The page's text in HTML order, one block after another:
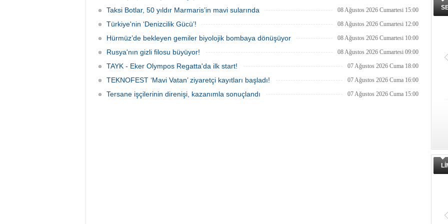
Taksi Botlar, 50 yıldır Marmaris’in mavi sularında 08 Ağustos 2026 Cumartesi 15:00
Türkiye'nin ‘Denizcilik Gücü’! 08 Ağustos 2026 Cumartesi 12:00
Hürmüz’de bekleyen gemiler biyolojik bombaya dönüşüyor 08 Ağustos 2026 Cumartesi 10:00
Rusya'nın gizli filosu büyüyor! 08 Ağustos 2026 Cumartesi 09:00
TAYK - Eker Olympos Regatta'da ilk start! 07 Ağustos 2026 Cuma 18:00
TEKNOFEST ‘Mavi Vatan’ ziyaretçi kayıtları başladı! 07 Ağustos 2026 Cuma 16:00
Tersane işçilerinin direnişi, kazanımla sonuçlandı 07 Ağustos 2026 Cuma 15:00